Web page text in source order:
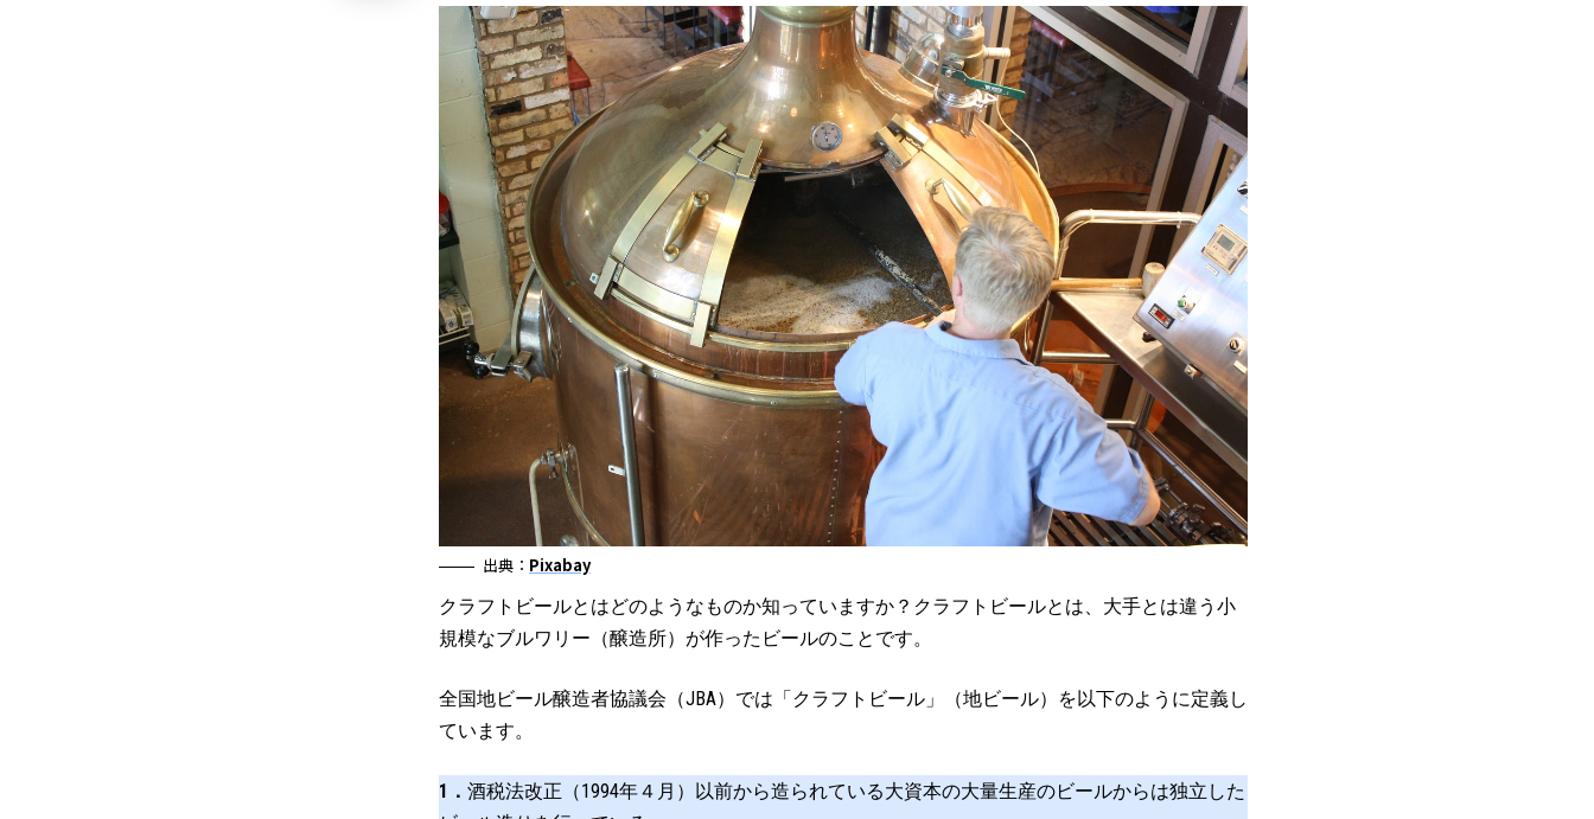
出典： Pixabay
クラフトビールとはどのようなものか知っていますか？クラフトビールとは、大手とは違う小
規模なブルワリー（醸造所）が作ったビールのことです。
全国地ビール醸造者協議会（JBA）では「クラフトビール」（地ビール）を以下のように定義し
ています。
1． 酒税法改正（1994年４月）以前から造られている大資本の大量生産のビールからは独立した